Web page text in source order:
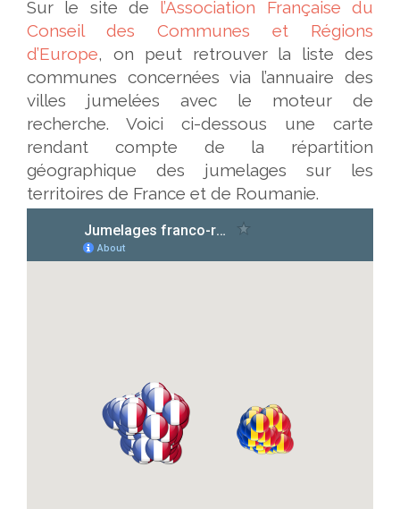
Sur le site de l’Association Française du
Conseil des Communes et Régions
d’Europe, on peut retrouver la liste des
communes concernées via l’annuaire des
villes jumelées avec le moteur de
recherche. Voici ci-dessous une carte
rendant compte de la répartition
géographique des jumelages sur les
territoires de France et de Roumanie.